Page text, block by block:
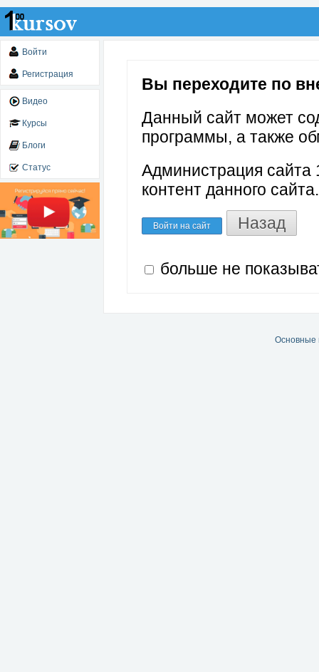
Войти
Регистрация
Видео
Курсы
Блоги
Статус
Вы переходите по
Данный сайт может
программы, а также
Администрация сайта
контент данного сайта.
Войти на сайт Назад
больше не
Основные